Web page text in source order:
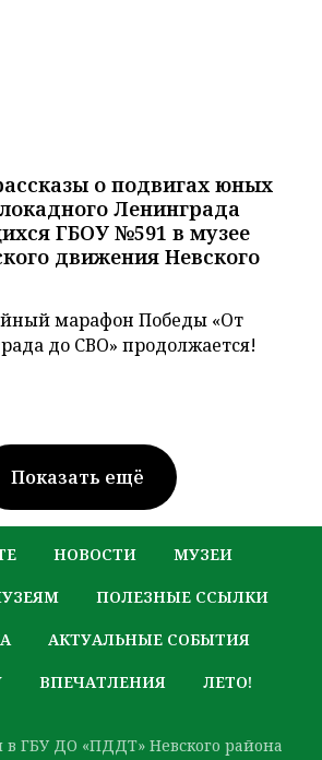
о подвигах юных
Ленинграда
ГБОУ №591 в музее
движения Невского
марафон Победы «От
до СВО» продолжается!
Показать ещё
НОВОСТИ МУЗЕИ
ПОЛЕЗНЫЕ ССЫЛКИ
АКТУАЛЬНЫЕ СОБЫТИЯ
ВПЕЧАТЛЕНИЯ ЛЕТО!
в ГБУ ДО «ПДДТ» Невского района